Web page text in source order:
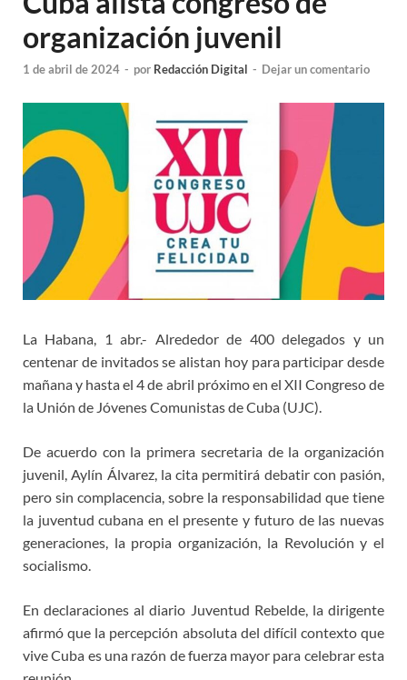
organización juvenil
1 de abril de 2024 - por Redacción Digital - Dejar un comentario
La Habana, 1 abr.- Alrededor de 400 delegados y un
centenar de invitados se alistan hoy para participar desde
mañana y hasta el 4 de abril próximo en el XII Congreso de
la Unión de Jóvenes Comunistas de Cuba (UJC).
De acuerdo con la primera secretaria de la organización
juvenil, Aylín Álvarez, la cita permitirá debatir con pasión,
pero sin complacencia, sobre la responsabilidad que tiene
la juventud cubana en el presente y futuro de las nuevas
generaciones, la propia organización, la Revolución y el
socialismo.
En declaraciones al diario Juventud Rebelde, la dirigente
afirmó que la percepción absoluta del difícil contexto que
vive Cuba es una razón de fuerza mayor para celebrar esta